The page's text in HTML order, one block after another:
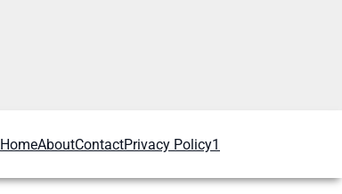
HomeAboutContactPrivacy Policy1